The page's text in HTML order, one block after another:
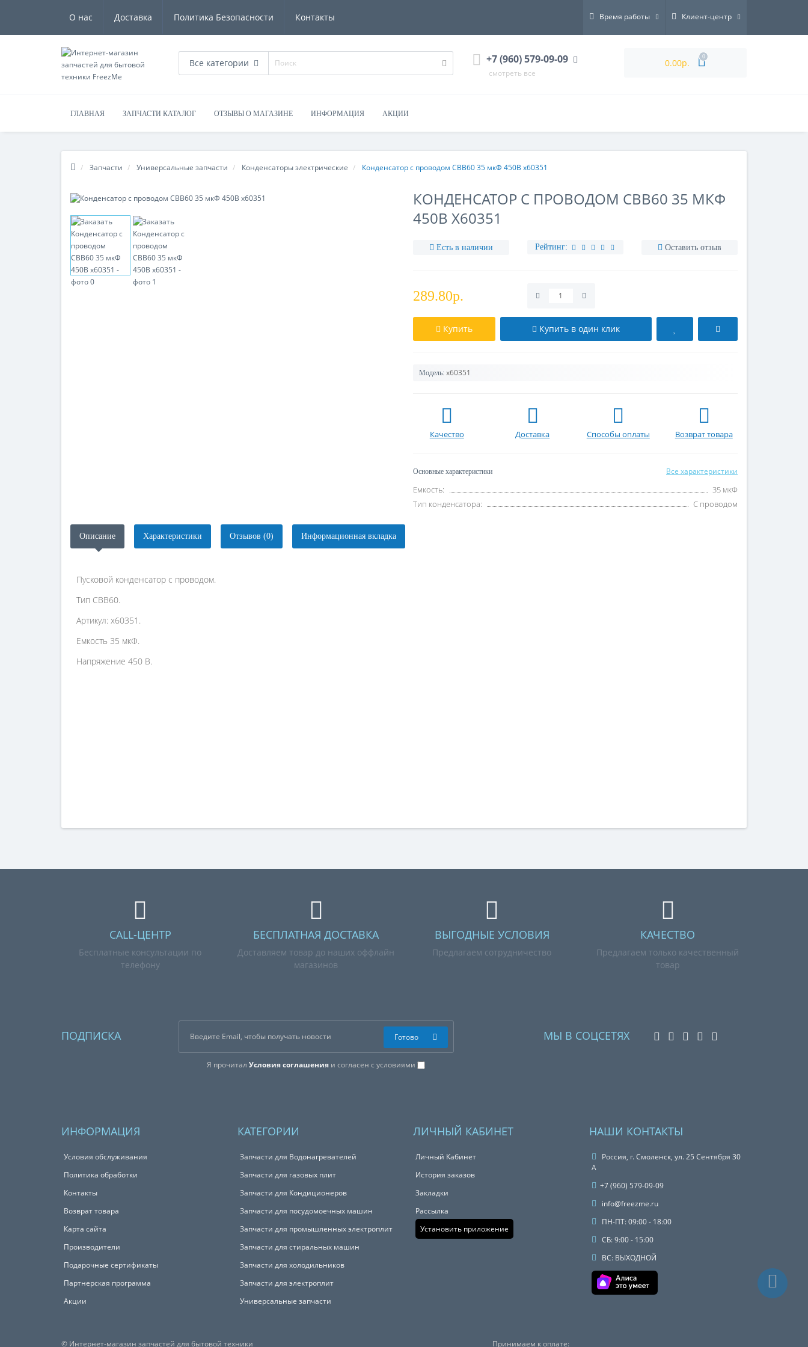
О нас Доставка Политика Безопасности Контакты Время работы Клиент-центр
Все категории +7 (960) 579-09-09
смотреть все
0.00р.
0
ГЛАВНАЯ ЗАПЧАСТИ КАТАЛОГ ОТЗЫВЫ О МАГАЗИНЕ ИНФОРМАЦИЯ АКЦИИ
Запчасти Универсальные запчасти Конденсаторы электрические Конденсатор с проводом CBB60 35 мкФ 450В х60351
КОНДЕНСАТОР С ПРОВОДОМ CBB60 35 МКФ
450В Х60351
Есть в наличии Рейтинг: Оставить отзыв
289.80р.
Купить Купить в один клик
Модель: х60351
Качество Доставка Способы оплаты Возврат товара
Основные характеристики Все характеристики
Емкость:
35 мкФ
Тип конденсатора:
С проводом
Описание Характеристики Отзывов (0) Информационная вкладка
Пусковой конденсатор с проводом.
Тип СВВ60.
Артикул: х60351.
Емкость 35 мкФ.
Напряжение 450 В.
CALL-ЦЕНТР
Бесплатные консультации по
телефону
БЕСПЛАТНАЯ ДОСТАВКА
Доставляем товар до наших оффлайн
магазинов
ВЫГОДНЫЕ УСЛОВИЯ
Предлагаем сотрудничество
КАЧЕСТВО
Предлагаем только качественный
товар
ПОДПИСКА
Я прочиталУсловия соглашения и согласен с условиями
Готово МЫ В СОЦСЕТЯХ
ИНФОРМАЦИЯ
Условия обслуживания
Политика обработки
Контакты
Возврат товара
Карта сайта
Производители
Подарочные сертификаты
Партнерская программа
Акции
КАТЕГОРИИ
Запчасти для Водонагревателей
Запчасти для газовых плит
Запчасти для Кондиционеров
Запчасти для посудомоечных машин
Запчасти для промышленных электроплит
Запчасти для стиральных машин
Запчасти для холодильников
Запчасти для электроплит
Универсальные запчасти
ЛИЧНЫЙ КАБИНЕТ
Личный Кабинет
История заказов
Закладки
Рассылка
Установить приложение
НАШИ КОНТАКТЫ
Россия, г. Смоленск, ул. 25 Сентября 30
А
+7 (960) 579-09-09
info@freezme.ru
ПН-ПТ: 09:00 - 18:00
СБ: 9:00 - 15:00
ВС: ВЫХОДНОЙ
© Интернет-магазин запчастей для бытовой техники Принимаем к оплате: